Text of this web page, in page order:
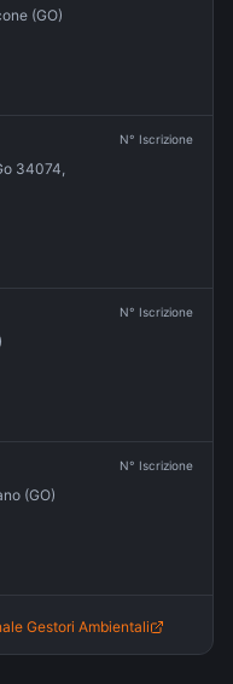
(GO)
34074,
N° Iscrizione
N° Iscrizione
(GO)
N° Iscrizione
Gestori Ambientali